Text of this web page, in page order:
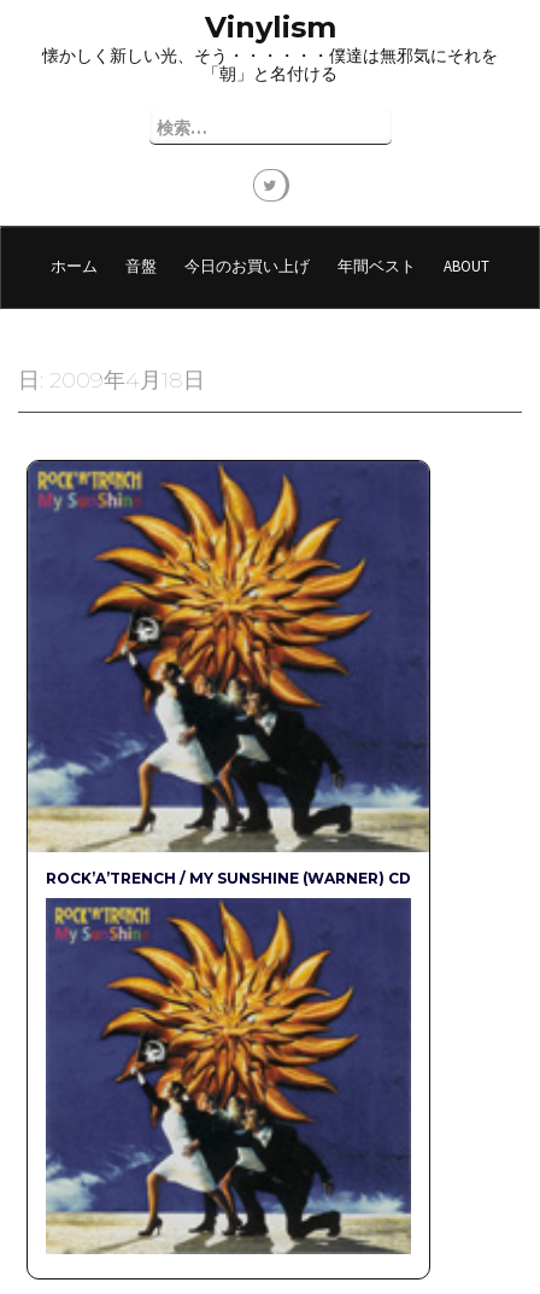
プ
Vinylism
懐かしく新しい光、そう・・・・・・僕達は無邪気にそれを
「朝」と名付ける
検
索:
ホーム 音盤 今日のお買い上げ 年間ベスト ABOUT
日: 2009年4月18日
ROCK’A’TRENCH / MY SUNSHINE (WARNER) CD